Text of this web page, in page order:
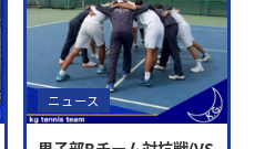
ニュース